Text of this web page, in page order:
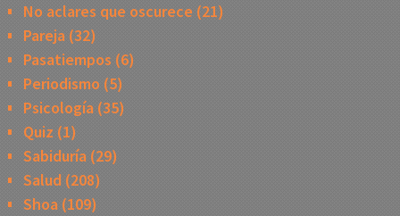
No aclares que oscurece (21)
Pareja(32)
Pasatiempos (6)
Periodismo (5)
Psicología(35)
Quiz (1)
Sabiduría(29)
Salud (208)
Shoa(109)